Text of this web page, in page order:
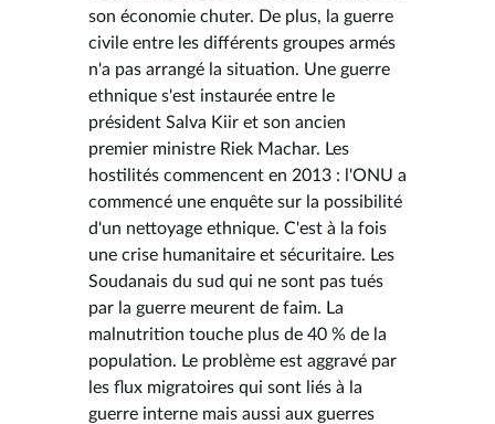
son économie chuter. De plus, la guerre
civile entre les différents groupes armés
n'a pas arrangé la situation. Une guerre
ethnique s'est instaurée entre le
président Salva Kiir et son ancien
premier ministre Riek Machar. Les
hostilités commencent en 2013 : l'ONU a
commencé une enquête sur la possibilité
d'un nettoyage ethnique. C'est à la fois
une crise humanitaire et sécuritaire. Les
Soudanais du sud qui ne sont pas tués
par la guerre meurent de faim. La
malnutrition touche plus de 40 % de la
population. Le problème est aggravé par
les flux migratoires qui sont liés à la
guerre interne mais aussi aux guerres